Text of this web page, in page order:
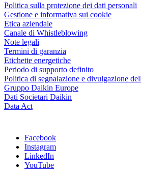
Politica sulla protezione dei dati personali
Gestione e informativa sui cookie
Etica aziendale
Canale di Whistleblowing
Note legali
Termini di garanzia
Etichette energetiche
Periodo di supporto definito
Politica di segnalazione e divulgazione
Gruppo Daikin Europe
Dati Societari Daikin
Data Act
Facebook
Instagram
LinkedIn
YouTube